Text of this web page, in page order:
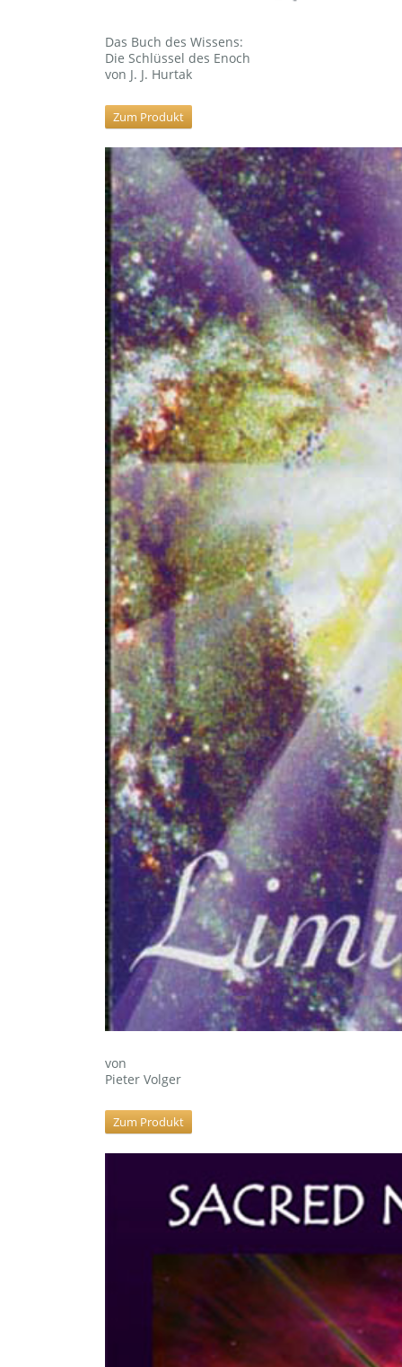
Das Buch des Wissens:
Die Schlüssel des Enoch
von J. J. Hurtak
Zum Produkt
von
Pieter Volger
Zum Produkt